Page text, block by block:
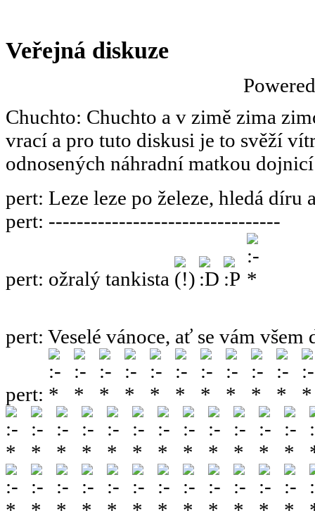
Veřejná diskuze
Chuchto: Chuchto a v zimě zima
vrací a pro tuto diskusi je to svěží
odnosených náhradní matkou
pert: Leze leze po železe, hledá díru
pert: ---------------------------------
pert: ožralý tankista
pert: Veselé vánoce, ať se vám všem
pert: